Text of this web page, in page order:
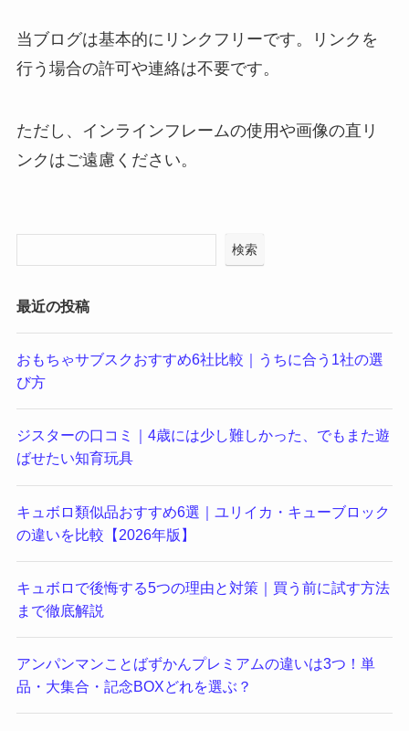
当ブログは基本的にリンクフリーです。リンクを
行う場合の許可や連絡は不要です。
ただし、インラインフレームの使用や画像の直リ
ンクはご遠慮ください。
検索
最近の投稿
おもちゃサブスクおすすめ6社比較｜うちに合う1社の選
び方
ジスターの口コミ｜4歳には少し難しかった、でもまた遊
ばせたい知育玩具
キュボロ類似品おすすめ6選｜ユリイカ・キューブロック
の違いを比較【2026年版】
キュボロで後悔する5つの理由と対策｜買う前に試す方法
まで徹底解説
アンパンマンことばずかんプレミアムの違いは3つ！単
品・大集合・記念BOXどれを選ぶ？